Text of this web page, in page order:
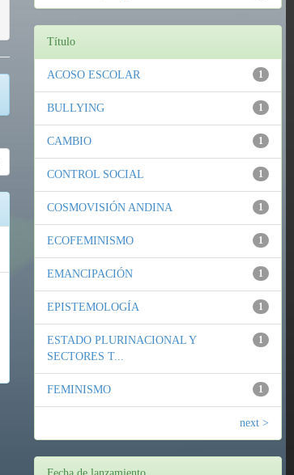
Título
1
ACOSO ESCOLAR
1
BULLYING
1
CAMBIO
1
CONTROL SOCIAL
1
COSMOVISIÓN ANDINA
1
ECOFEMINISMO
1
EMANCIPACIÓN
1
EPISTEMOLOGÍA
1
ESTADO PLURINACIONAL Y
SECTORES T...
1
FEMINISMO
next >